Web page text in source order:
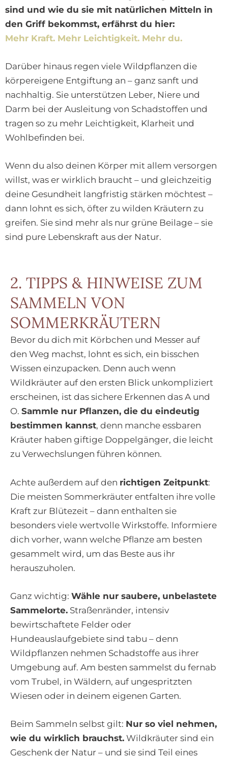
sind und wie du sie mit natürlichen Mitteln in
den Griff bekommst, erfährst du hier:
Mehr Kraft. Mehr Leichtigkeit. Mehr du.
Darüber hinaus regen viele Wildpflanzen die
körpereigene Entgiftung an – ganz sanft und
nachhaltig. Sie unterstützen Leber, Niere und
Darm bei der Ausleitung von Schadstoffen und
tragen so zu mehr Leichtigkeit, Klarheit und
Wohlbefinden bei.
Wenn du also deinen Körper mit allem versorgen
willst, was er wirklich braucht – und gleichzeitig
deine Gesundheit langfristig stärken möchtest –
dann lohnt es sich, öfter zu wilden Kräutern zu
greifen. Sie sind mehr als nur grüne Beilage – sie
sind pure Lebenskraft aus der Natur.
2. TIPPS & HINWEISE ZUM
SAMMELN VON
SOMMERKRÄUTERN
Bevor du dich mit Körbchen und Messer auf
den Weg machst, lohnt es sich, ein bisschen
Wissen einzupacken. Denn auch wenn
Wildkräuter auf den ersten Blick unkompliziert
erscheinen, ist das sichere Erkennen das A und
O. Sammle nur Pflanzen, die du eindeutig
bestimmen kannst, denn manche essbaren
Kräuter haben giftige Doppelgänger, die leicht
zu Verwechslungen führen können.
Achte außerdem auf den richtigen Zeitpunkt:
Die meisten Sommerkräuter entfalten ihre volle
Kraft zur Blütezeit – dann enthalten sie
besonders viele wertvolle Wirkstoffe. Informiere
dich vorher, wann welche Pflanze am besten
gesammelt wird, um das Beste aus ihr
herauszuholen.
Ganz wichtig: Wähle nur saubere, unbelastete
Sammelorte. Straßenränder, intensiv
bewirtschaftete Felder oder
Hundeauslaufgebiete sind tabu – denn
Wildpflanzen nehmen Schadstoffe aus ihrer
Umgebung auf. Am besten sammelst du fernab
vom Trubel, in Wäldern, auf ungespritzten
Wiesen oder in deinem eigenen Garten.
Beim Sammeln selbst gilt: Nur so viel nehmen,
wie du wirklich brauchst. Wildkräuter sind ein
Geschenk der Natur – und sie sind Teil eines